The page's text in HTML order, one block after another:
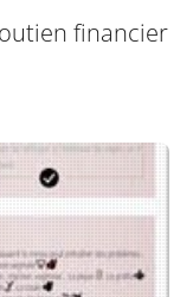
financier